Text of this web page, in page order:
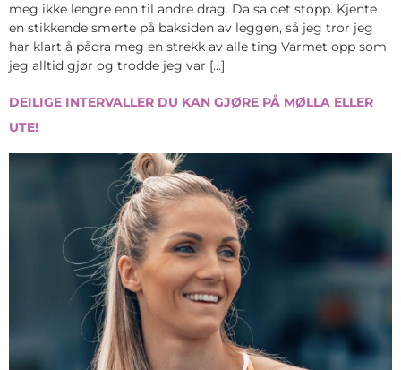
meg ikke lengre enn til andre drag. Da sa det stopp. Kjente
en stikkende smerte på baksiden av leggen, så jeg tror jeg
har klart å pådra meg en strekk av alle ting Varmet opp som
jeg alltid gjør og trodde jeg var […]
DEILIGE INTERVALLER DU KAN GJØRE PÅ MØLLA ELLER
UTE!